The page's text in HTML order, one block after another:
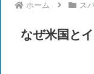
ホーム ス
なぜ米国と